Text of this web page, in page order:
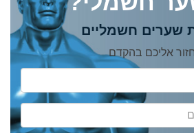
שערים חשמליים
אליכם בהקדם